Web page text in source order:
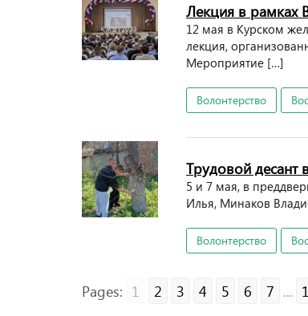
Лекция в рамках
12 мая в Курском
лекция,
Мероприятие […]
Волонтерство
Трудовой десант
5 и 7 мая, в
Илья, Минаков
Волонтерство
Pages: 1 2 3 4 5 6 7 ...